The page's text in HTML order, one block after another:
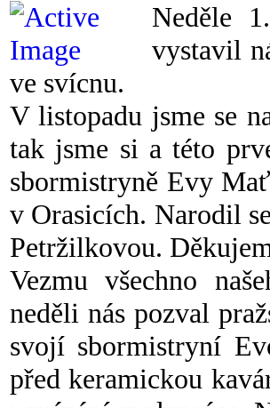
Neděle
vystavil
ve svícnu.
V listopadu jsme se
tak jsme si a této
sbormistryně Evy
v Orasicích. Narodil
Petržilkovou.
Vezmu všechno
neděli nás pozval
svojí sbormistryní
před keramickou